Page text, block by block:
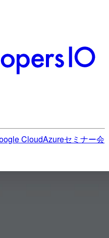
CloudAzureセミナー会